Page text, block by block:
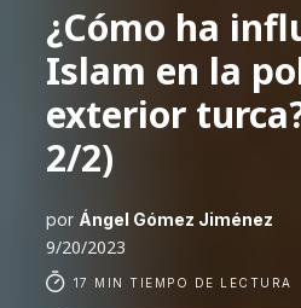
¿Cómo ha
Islam en la
exterior
2/2)
por Ángel Gómez Jiménez
9/20/2023
17 MIN TIEMPO DE LECTURA